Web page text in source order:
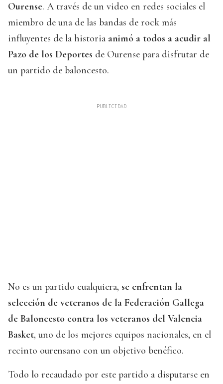
Ourense. A través de un video en redes sociales el
miembro de una de las bandas de rock más
influyentes de la historia animó a todos a acudir al
Pazo de los Deportes de Ourense para disfrutar de
un partido de baloncesto.
No es un partido cualquiera, se enfrentan la
selección de veteranos de la Federación Gallega
de Baloncesto contra los veteranos del Valencia
Basket, uno de los mejores equipos nacionales, en el
recinto ourensano con un objetivo benéfico.
Todo lo recaudado por este partido a disputarse en